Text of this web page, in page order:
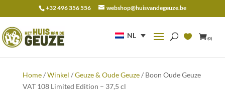
+32 496 356 556 webshop@huisvandegeuze.be
NL (0)
naar:
Home/Winkel /Geuze & Oude Geuze/ Boon Oude Geuze
VAT 108 Limited Edition – 37,5 cl